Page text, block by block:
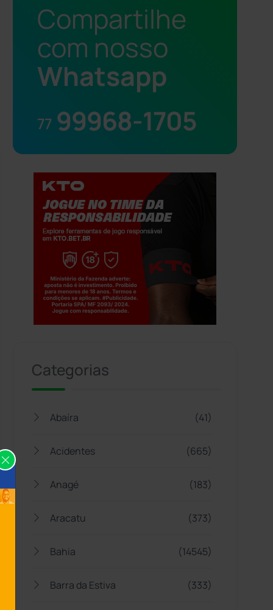
Compartilhe
com nosso
Whatsapp
77 99968-1705
Categorias
Abaíra (41)
Acidentes (665)
Anagé (183)
Aracatu (373)
Bahia (14545)
Barra da Estiva (333)